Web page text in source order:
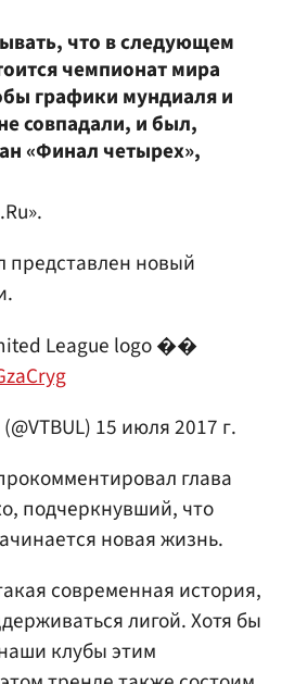
что в следующем
чемпионат мира
графики мундиаля и
совпадали, и был,
«Финал четырех»,
представлен новый
League logo ��
15 июля 2017 г.
глава
подчеркнувший, что
новая жизнь.
современная история,
лигой. Хотя бы
клубы этим